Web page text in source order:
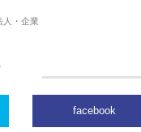
人・企業
facebook